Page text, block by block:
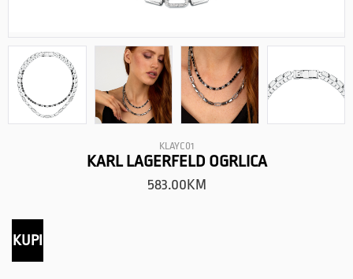
KLAYC01
KARL LAGERFELD OGRLICA
583.00KM
KUPI